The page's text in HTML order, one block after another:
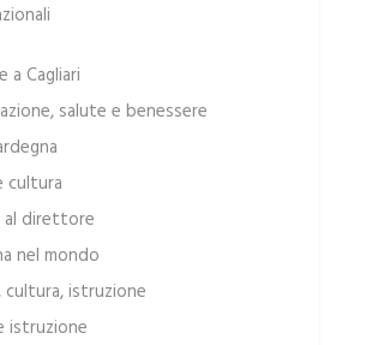
a Cagliari
salute e benessere
cultura
direttore
nel mondo
cultura, istruzione
istruzione